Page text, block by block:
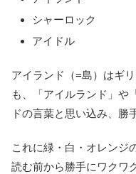
シャーロック
アイドル
アイランド（=島）はギ
も、「アイルランド」や
ドの言葉と思い込み、勝
これに緑・白・オレンジ
読む前から勝手にワクワ